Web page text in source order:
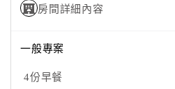
案
店
房間詳細內容
一般專案
4份早餐